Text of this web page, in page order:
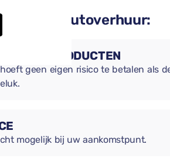
aan uw autoverhuur:
geen eigen risico te betalen als
mogelijk bij uw aankomstpunt.